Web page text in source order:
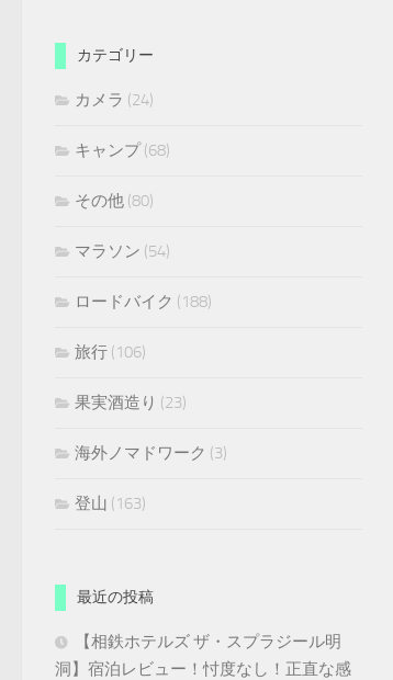
カテゴリー
カメラ (24)
キャンプ(68)
その他 (80)
マラソン (54)
ロードバイク (188)
旅行 (106)
果実酒造り (23)
海外ノマドワーク (3)
登山 (163)
最近の投稿
【相鉄ホテルズ ザ・スプラジール明
洞】宿泊レビュー！忖度なし！正直な感